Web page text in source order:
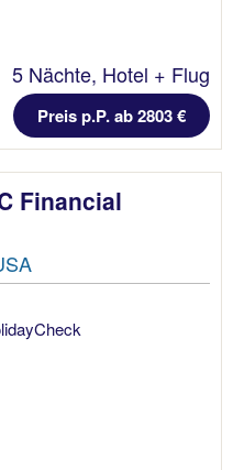
5 Nächte, Hotel + Flug
Preis p.P. ab 2803 €
Financial